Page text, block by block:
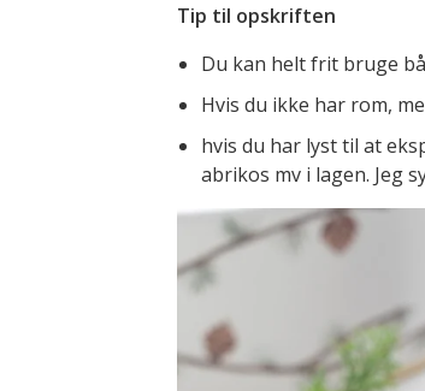
Tip til opskriften
Du kan helt frit bruge
Hvis du ikke har rom,
hvis du har lyst til at
abrikos mv i lagen. Jeg